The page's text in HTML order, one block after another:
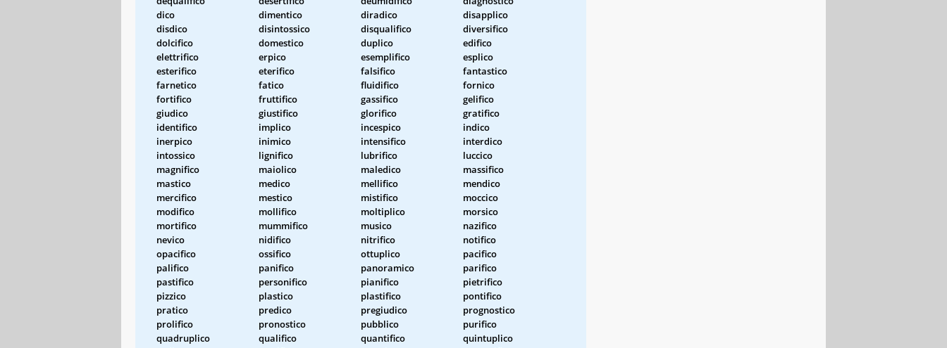
dico
dimentico diradico
disapplico
disdico
disintossico disqualifico
diversifico
dolcifico
domestico duplico
edifico
elettrifico
erpico esemplifico
esplico
esterifico
eterifico falsifico
fantastico
farnetico
fatico fluidifico
fornico
fortifico
fruttifico gassifico
gelifico
giudico
giustifico glorifico
gratifico
identifico
implico incespico
indico
inerpico
inimico intensifico
interdico
intossico
lignifico lubrifico
luccico
magnifico
maiolico maledico
massifico
mastico
medico mellifico
mendico
mercifico
mestico mistifico
moccico
modifico
mollifico moltiplico
morsico
mortifico
mummifico musico
nazifico
nevico
nidifico nitrifico
notifico
opacifico
ossifico ottuplico
pacifico
palifico
panifico panoramico
parifico
pastifico
personifico pianifico
pietrifico
pizzico
plastico plastifico
pontifico
pratico
predico pregiudico
prognostico
prolifico
pronostico pubblico
purifico
quadruplico
qualifico quantifico
quintuplico